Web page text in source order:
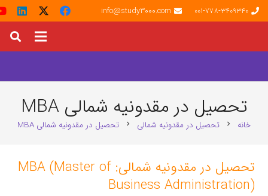
001-778-3409340
info@study3000.com
تحصیل در مقدونیه شمالی MBA
خانه chevron_right تحصیل در مقدونیه شمالی chevron_right تحصیل در مقدونیه شمالی MBA
تحصیل در مقدونیه شمالی: MBA (Master of
Business Administration)